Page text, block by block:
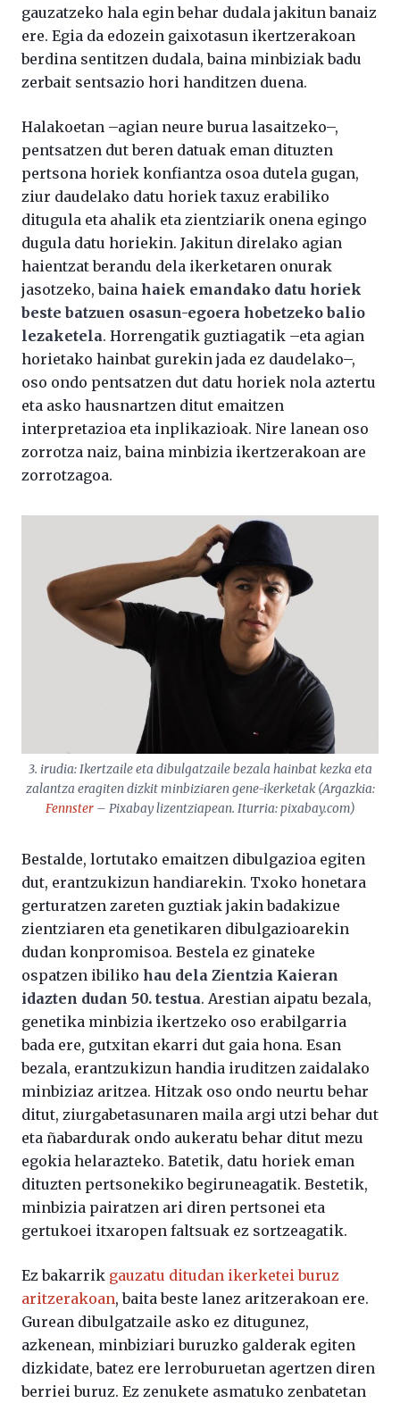
gauzatzeko hala egin behar dudala jakitun banaiz
ere. Egia da edozein gaixotasun ikertzerakoan
berdina sentitzen dudala, baina minbiziak badu
zerbait sentsazio hori handitzen duena.
Halakoetan –agian neure burua lasaitzeko–,
pentsatzen dut beren datuak eman dituzten
pertsona horiek konfiantza osoa dutela gugan,
ziur daudelako datu horiek taxuz erabiliko
ditugula eta ahalik eta zientziarik onena egingo
dugula datu horiekin. Jakitun direlako agian
haientzat berandu dela ikerketaren onurak
jasotzeko, baina haiek emandako datu horiek
beste batzuen osasun-egoera hobetzeko balio
lezaketela. Horrengatik guztiagatik –eta agian
horietako hainbat gurekin jada ez daudelako–,
oso ondo pentsatzen dut datu horiek nola aztertu
eta asko hausnartzen ditut emaitzen
interpretazioa eta inplikazioak. Nire lanean oso
zorrotza naiz, baina minbizia ikertzerakoan are
zorrotzagoa.
3. irudia: Ikertzaile eta dibulgatzaile bezala hainbat kezka eta
zalantza eragiten dizkit minbiziaren gene-ikerketak (Argazkia:
Fennster– Pixabay lizentziapean. Iturria: pixabay.com)
Bestalde, lortutako emaitzen dibulgazioa egiten
dut, erantzukizun handiarekin. Txoko honetara
gerturatzen zareten guztiak jakin badakizue
zientziaren eta genetikaren dibulgazioarekin
dudan konpromisoa. Bestela ez ginateke
ospatzen ibiliko hau dela Zientzia Kaieran
idazten dudan 50. testua. Arestian aipatu bezala,
genetika minbizia ikertzeko oso erabilgarria
bada ere, gutxitan ekarri dut gaia hona. Esan
bezala, erantzukizun handia iruditzen zaidalako
minbiziaz aritzea. Hitzak oso ondo neurtu behar
ditut, ziurgabetasunaren maila argi utzi behar dut
eta ñabardurak ondo aukeratu behar ditut mezu
egokia helarazteko. Batetik, datu horiek eman
dituzten pertsonekiko begiruneagatik. Bestetik,
minbizia pairatzen ari diren pertsonei eta
gertukoei itxaropen faltsuak ez sortzeagatik.
Ez bakarrik gauzatu ditudan ikerketei buruz
aritzerakoan, baita beste lanez aritzerakoan ere.
Gurean dibulgatzaile asko ez ditugunez,
azkenean, minbiziari buruzko galderak egiten
dizkidate, batez ere lerroburuetan agertzen diren
berriei buruz. Ez zenukete asmatuko zenbatetan